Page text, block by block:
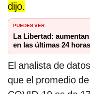
dijo.
PUEDES VER:
La Libertad:
en las últimas 24 horas
El analista de datos
que el promedio